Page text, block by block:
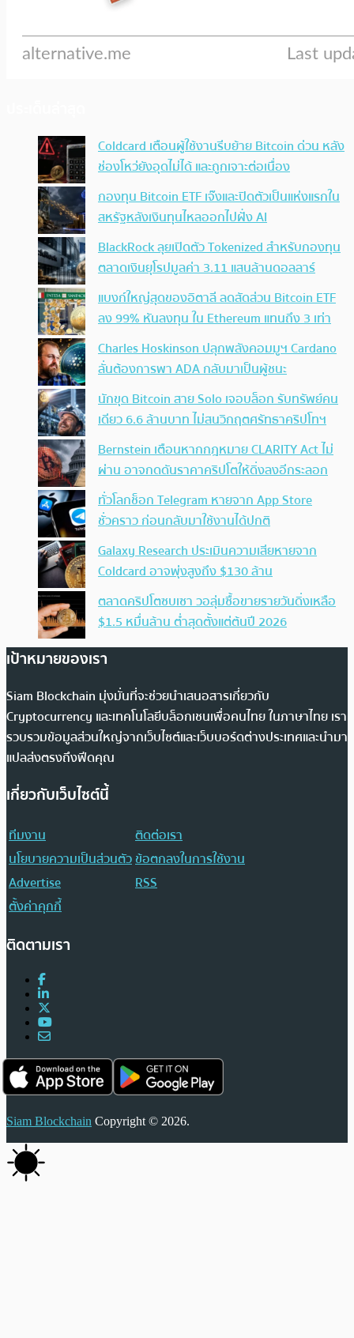
Coldcard เตือนผู้ใช้งานรีบย้าย Bitcoin ด่วน หลัง
ช่องโหว่ยังอุดไม่ได้ และถูกเจาะต่อเนื่อง
กองทุน Bitcoin ETF เจ๊งและปิดตัวเป็นแห่งแรกใน
สหรัฐหลังเงินทุนไหลออกไปฝั่ง AI
BlackRock ลุยเปิดตัว Tokenized สำหรับกองทุน
ตลาดเงินยุโรปมูลค่า 3.11 แสนล้านดอลลาร์
แบงก์ใหญ่สุดของอิตาลี ลดสัดส่วน Bitcoin ETF
ลง 99% หันลงทุน ใน Ethereum แทนถึง 3 เท่า
Charles Hoskinson ปลุกพลังคอมมูฯ Cardano
ลั่นต้องการพา ADA กลับมาเป็นผู้ชนะ
นักขุด Bitcoin สาย Solo เจอบล็อก รับทรัพย์คน
เดียว 6.6 ล้านบาท ไม่สนวิกฤตศรัทธาคริปโทฯ
Bernstein เตือนหากกฎหมาย CLARITY Act ไม่
ผ่าน อาจกดดันราคาคริปโตให้ดิ่งลงอีกระลอก
ทั่วโลกช็อก Telegram หายจาก App Store
ชั่วคราว ก่อนกลับมาใช้งานได้ปกติ
Galaxy Research ประเมินความเสียหายจาก
Coldcard อาจพุ่งสูงถึง $130 ล้าน
ตลาดคริปโตซบเซา วอลุ่มซื้อขายรายวันดิ่งเหลือ
$1.5 หมื่นล้าน ต่ำสุดตั้งแต่ต้นปี 2026
เป้าหมายของเรา
Siam Blockchain มุ่งมั่นที่จะช่วยนำเสนอสารเกี่ยวกับ
Cryptocurrency และเทคโนโลยีบล็อกเชนเพื่อคนไทย ในภาษาไทย เรา
รวบรวมข้อมูลส่วนใหญ่จากเว็บไซต์และเว็บบอร์ดต่างประเทศและนำมา
แปลส่งตรงถึงฟีดคุณ
เกี่ยวกับเว็บไซต์นี้
ทีมงาน
ติดต่อเรา
นโยบายความเป็นส่วนตัวข้อตกลงในการใช้งาน
Advertise
RSS
ตั้งค่าคุกกี้
ติดตามเรา
Siam Blockchain Copyright © 2026.